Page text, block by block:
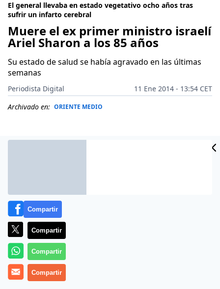
El general llevaba en estado vegetativo ocho años tras
sufrir un infarto cerebral
Muere el ex primer ministro israelí
Ariel Sharon a los 85 años
Su estado de salud se había agravado en las últimas
semanas
Periodista Digital
11 Ene 2014 - 13:54 CET
Archivado en: ORIENTE MEDIO
Más información
Compartir
Compartir
Compartir
Compartir